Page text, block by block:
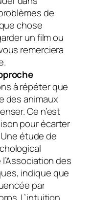
de
chose
un film ou
remerciera
à répéter que
des animaux
Ce n’est
pour écarter
étude de
des
indique que
par